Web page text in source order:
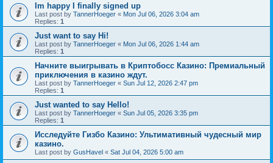
Im happy I finally signed up
Last post by TannerHoeger « Mon Jul 06, 2026 3:04 am
Replies: 1
Just want to say Hi!
Last post by TannerHoeger « Mon Jul 06, 2026 1:44 am
Replies: 1
Начните выигрывать в Криптобосс Казино: Премиальный
приключения в казино ждут.
Last post by TannerHoeger « Sun Jul 12, 2026 2:47 pm
Replies: 1
Just wanted to say Hello!
Last post by TannerHoeger « Sun Jul 05, 2026 3:35 pm
Replies: 1
Исследуйте Гизбо Казино: Ультимативный чудесный мир
казино.
Last post by GusHavel « Sat Jul 04, 2026 5:00 am